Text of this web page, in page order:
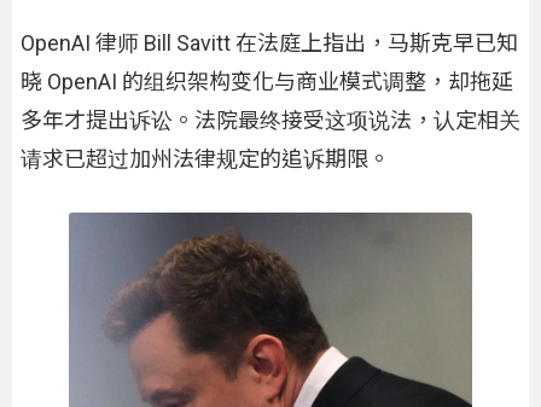
OpenAI 律师 Bill Savitt 在法庭上指出，马斯克早已知
晓 OpenAI 的组织架构变化与商业模式调整，却拖延
多年才提出诉讼。法院最终接受这项说法，认定相关
请求已超过加州法律规定的追诉期限。